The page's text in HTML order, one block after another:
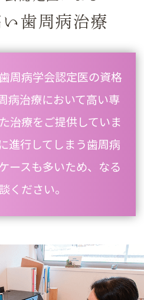
歯周病治療
周病学会認定医の資格
病治療において高い専
治療をご提供していま
進行してしまう歯周病
ースも多いため、なる
ください。